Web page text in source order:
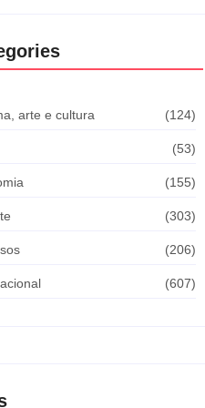
arte e cultura (124)
(53)
(155)
(303)
(206)
(607)